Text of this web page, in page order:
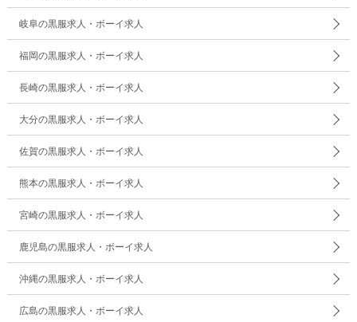
岐阜の黒服求人・ボーイ求人
福岡の黒服求人・ボーイ求人
長崎の黒服求人・ボーイ求人
大分の黒服求人・ボーイ求人
佐賀の黒服求人・ボーイ求人
熊本の黒服求人・ボーイ求人
宮崎の黒服求人・ボーイ求人
鹿児島の黒服求人・ボーイ求人
沖縄の黒服求人・ボーイ求人
広島の黒服求人・ボーイ求人